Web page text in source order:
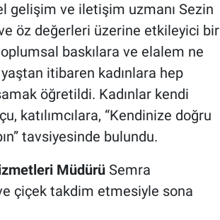
gelişim ve iletişim uzmanı Sezin
öz değerleri üzerine etkileyici bir
baskılara ve elalem ne
itibaren kadınlara hep
öğretildi. Kadınlar kendi
katılımcılara, “Kendinize doğru
tavsiyesinde bulundu.
MüdürüSemra
çiçek takdim etmesiyle sona